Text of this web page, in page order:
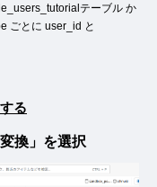
テーブル か
ごとに user_id と
る
換」を選択